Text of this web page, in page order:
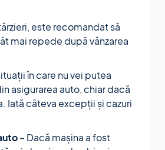
este recomandat să
mai repede după vânzarea
în care nu vei putea
asigurarea auto, chiar dacă
Iată câteva excepții și cazuri
– Dacă mașina a fost